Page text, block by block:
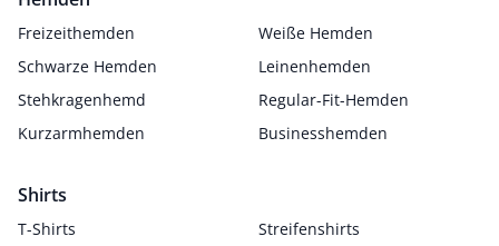
Freizeithemden
Weiße Hemden
Schwarze Hemden
Leinenhemden
Stehkragenhemd
Regular-Fit-Hemden
Kurzarmhemden
Businesshemden
Shirts
T-Shirts
Streifenshirts